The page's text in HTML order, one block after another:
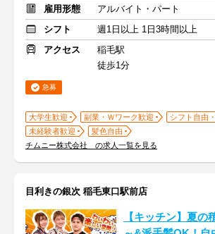
雇用形態
アルバイト・パート
シフト
週1日以上 1日3時間以上
アクセス
稲毛駅
徒歩1分
急募
大学生歓迎 副業・Ｗワーク歓迎
シフト自由
未経験者歓迎
髪色自由
チムニー株式会社 の求人一覧を見る
目利きの銀次 稲毛東口駅前店
【キッチン】夏